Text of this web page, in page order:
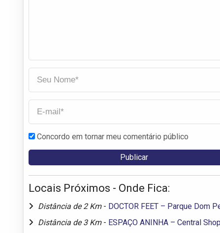
Concordo em tornar meu comentário público
Locais Próximos - Onde Fica:
Distância de 2 Km - DOCTOR FEET – Parque Dom
Distância de 3 Km - ESPAÇO ANINHA – Central